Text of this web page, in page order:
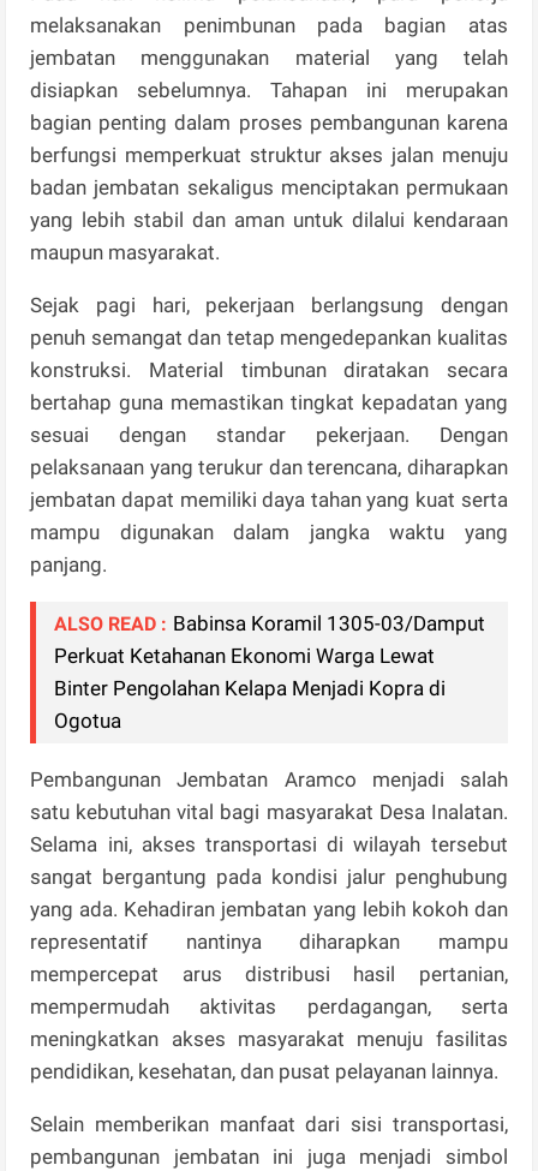
melaksanakan penimbunan pada bagian atas
jembatan menggunakan material yang telah
disiapkan sebelumnya. Tahapan ini merupakan
bagian penting dalam proses pembangunan karena
berfungsi memperkuat struktur akses jalan menuju
badan jembatan sekaligus menciptakan permukaan
yang lebih stabil dan aman untuk dilalui kendaraan
maupun masyarakat.
Sejak pagi hari, pekerjaan berlangsung dengan
penuh semangat dan tetap mengedepankan kualitas
konstruksi. Material timbunan diratakan secara
bertahap guna memastikan tingkat kepadatan yang
sesuai dengan standar pekerjaan. Dengan
pelaksanaan yang terukur dan terencana, diharapkan
jembatan dapat memiliki daya tahan yang kuat serta
mampu digunakan dalam jangka waktu yang
panjang.
ALSO READ : Babinsa Koramil 1305-03/Damput
Perkuat Ketahanan Ekonomi Warga Lewat
Binter Pengolahan Kelapa Menjadi Kopra di
Ogotua
Pembangunan Jembatan Aramco menjadi salah
satu kebutuhan vital bagi masyarakat Desa Inalatan.
Selama ini, akses transportasi di wilayah tersebut
sangat bergantung pada kondisi jalur penghubung
yang ada. Kehadiran jembatan yang lebih kokoh dan
representatif nantinya diharapkan mampu
mempercepat arus distribusi hasil pertanian,
mempermudah aktivitas perdagangan, serta
meningkatkan akses masyarakat menuju fasilitas
pendidikan, kesehatan, dan pusat pelayanan lainnya.
Selain memberikan manfaat dari sisi transportasi,
pembangunan jembatan ini juga menjadi simbol